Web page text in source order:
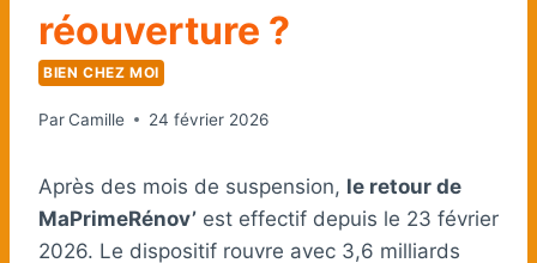
réouverture ?
BIEN CHEZ MOI
ParCamille 24 février 2026
Après des mois de suspension, le retour de
MaPrimeRénov’ est effectif depuis le 23 février
2026. Le dispositif rouvre avec 3,6 milliards